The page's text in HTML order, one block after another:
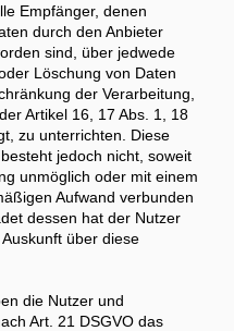
Empfänger, denen
durch den Anbieter
sind, über jedwede
Löschung von Daten
der Verarbeitung,
Artikel 16, 17 Abs. 1, 18
zu unterrichten. Diese
jedoch nicht, soweit
unmöglich oder mit einem
Aufwand verbunden
dessen hat der Nutzer
über diese
die Nutzer und
Art. 21 DSGVO das